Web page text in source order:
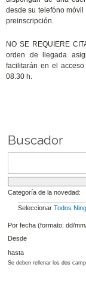
desde su telefóno móvil
preinscripción.
NO SE REQUIERE
orden de llegada
facilitarán en el
08.30 h.
Buscador
Categoría de la novedad:
Seleccionar Todos
Por fecha (formato: dd/
Desde
hasta
Se deben rellenar los dos